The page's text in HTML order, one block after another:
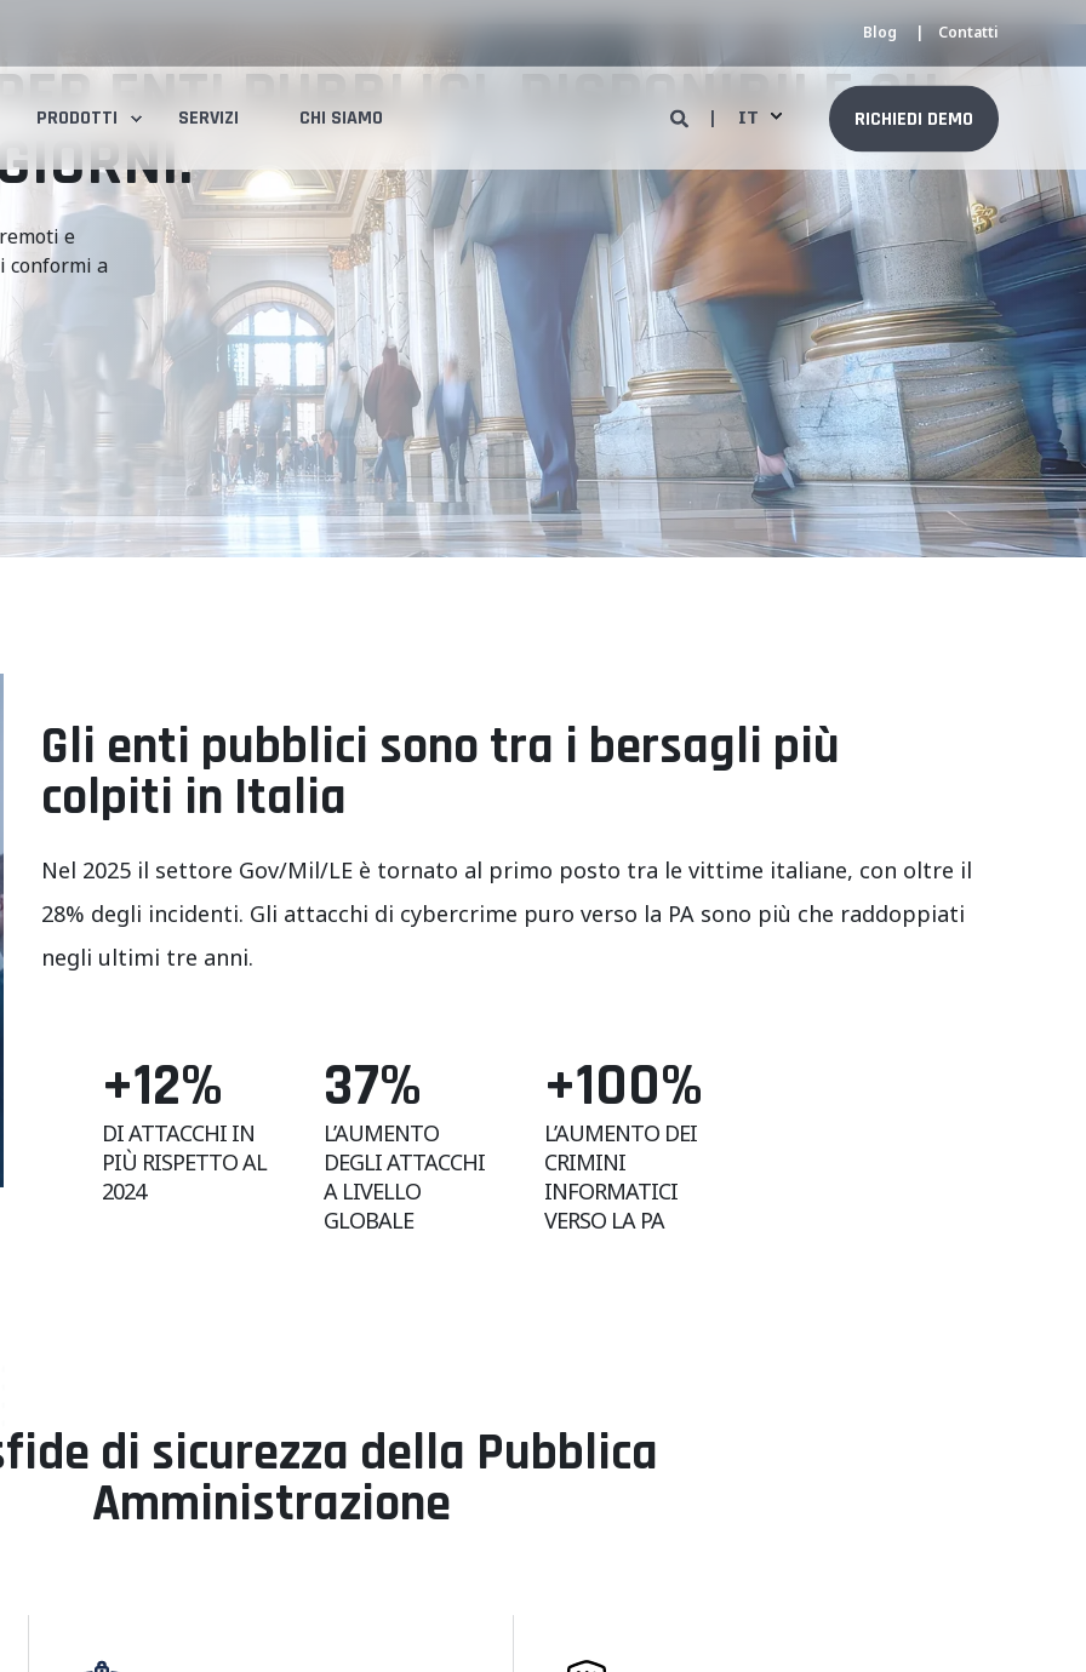
Blog Contatti
PRODOTTI SERVIZI CHI SIAMO IT RICHIEDI DEMO
ENTI PUBBLICI. DISPONIBILE SU
e
a
Gli enti pubblici sono tra i bersagli più
colpiti in Italia
Nel 2025 il settore Gov/Mil/LE è tornato al primo posto tra le vittime italiane, con oltre il
28% degli incidenti. Gli attacchi di cybercrime puro verso la PA sono più che raddoppiati
negli ultimi tre anni.
+12%
DI ATTACCHI IN
PIÙ RISPETTO AL
2024
37%
L’AUMENTO
DEGLI ATTACCHI
A LIVELLO
GLOBALE
+100%
L’AUMENTO DEI
CRIMINI
INFORMATICI
VERSO LA PA
di sicurezza della Pubblica
Amministrazione